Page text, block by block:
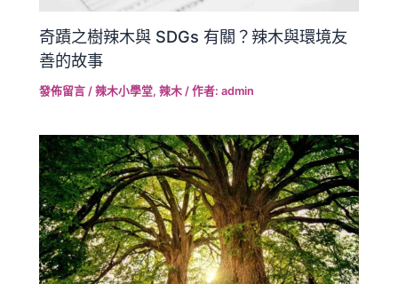
奇蹟之樹辣木與 SDGs 有關？辣木與環境友
善的故事
發佈留言 /辣木小學堂,辣木 / 作者:admin